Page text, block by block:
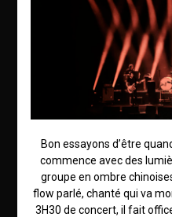
Bon essayons d’être
commence avec des
groupe en ombre
flow parlé, chanté qui va
3H30 de concert, il fait